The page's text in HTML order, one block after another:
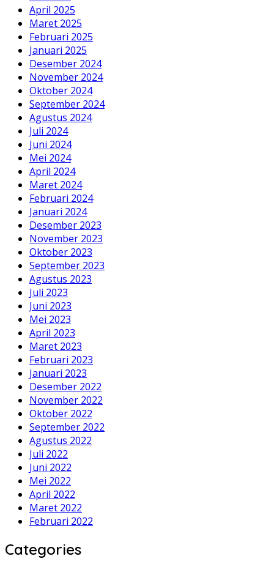
April 2025
Maret 2025
Februari 2025
Januari 2025
Desember 2024
November 2024
Oktober 2024
September 2024
Agustus 2024
Juli 2024
Juni 2024
Mei 2024
April 2024
Maret 2024
Februari 2024
Januari 2024
Desember 2023
November 2023
Oktober 2023
September 2023
Agustus 2023
Juli 2023
Juni 2023
Mei 2023
April 2023
Maret 2023
Februari 2023
Januari 2023
Desember 2022
November 2022
Oktober 2022
September 2022
Agustus 2022
Juli 2022
Juni 2022
Mei 2022
April 2022
Maret 2022
Februari 2022
Categories